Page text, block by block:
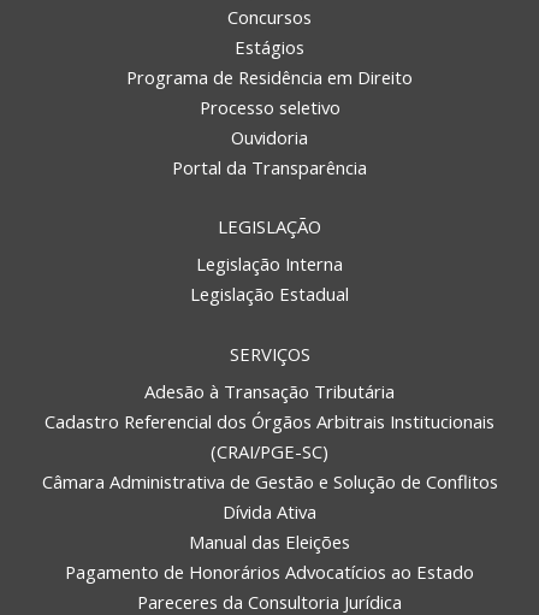
Concursos
Estágios
Programa de Residência em Direito
Processo seletivo
Ouvidoria
Portal da Transparência
LEGISLAÇÃO
Legislação Interna
Legislação Estadual
SERVIÇOS
Adesão à Transação Tributária
Cadastro Referencial dos Órgãos Arbitrais Institucionais
(CRAI/PGE-SC)
Câmara Administrativa de Gestão e Solução de Conflitos
Dívida Ativa
Manual das Eleições
Pagamento de Honorários Advocatícios ao Estado
Pareceres da Consultoria Jurídica